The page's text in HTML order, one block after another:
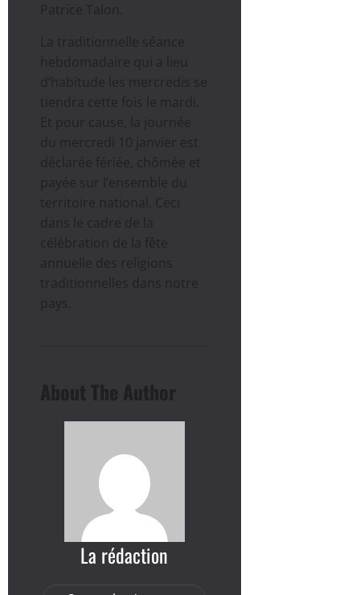
Patrice Talon.
La traditionnelle séance
hebdomadaire qui a lieu
d’habitude les mercredis se
tiendra cette fois le mardi.
Et pour cause, la journée
du mercredi 10 janvier est
déclarée fériée, chômée et
payée sur l’ensemble du
territoire national. Ceci
dans le cadre de la
célébration de la fête
annuelle des religions
traditionnelles dans notre
pays.
About The Author
La rédaction